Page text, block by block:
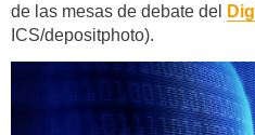
de las mesas de debate del
ICS/depositphoto).